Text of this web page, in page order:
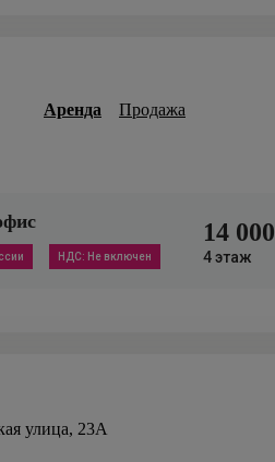
Аренда
Продажа
НДС: Не включен
14 000
4этаж
улица, 23А